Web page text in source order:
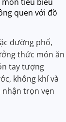
tiêu biểu
quen với đồ
đường phố,
thức món ăn
tay tượng
không khí và
nhận trọn vẹn